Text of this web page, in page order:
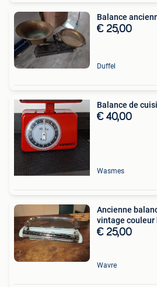
Balance
€ 25,00
Duffel
Balance de
€ 40,00
Wasmes
Ancienne
vintage couleur
€ 25,00
Wavre